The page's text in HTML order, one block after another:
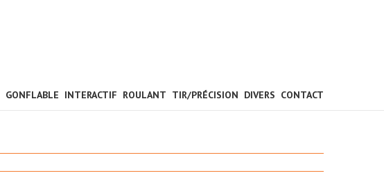
GONFLABLE INTERACTIF ROULANT TIR/PRÉCISION DIVERS CONTACT